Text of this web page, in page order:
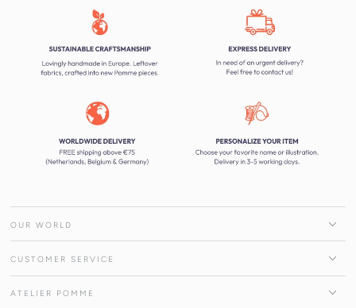
OUR WORLD
CUSTOMER SERVICE
ATELIER POMME